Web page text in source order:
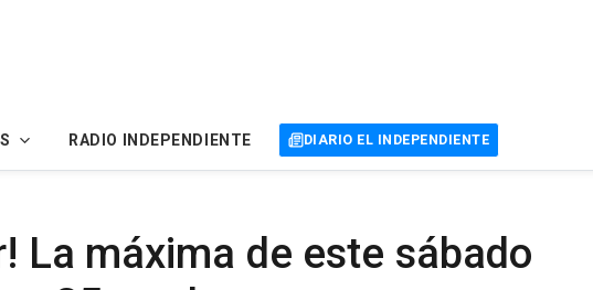
RADIO INDEPENDIENTE DIARIO EL INDEPENDIENTE
La máxima de este sábado